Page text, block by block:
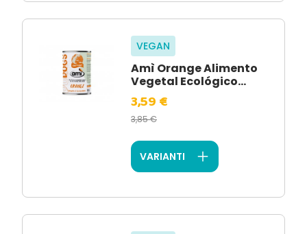
VEGAN
Amì Orange Alimento
Vegetal Ecológico...
3,59 €
3,85 €
VARIANTI